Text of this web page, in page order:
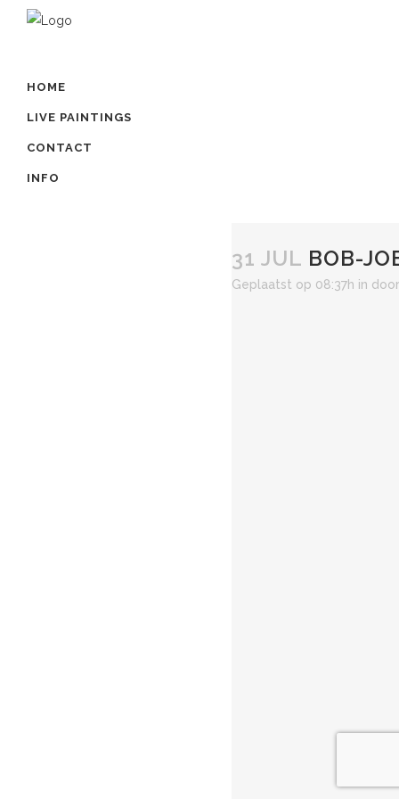
HOME
LIVE PAINTINGS
CONTACT
INFO
31 JUL BOB-
Geplaatst op 08:37h in